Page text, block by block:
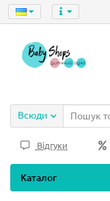
Всюди
Відгуки
Каталог